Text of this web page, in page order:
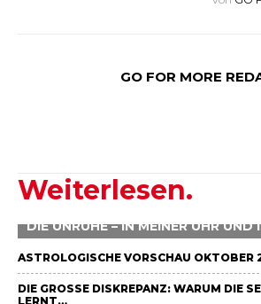
GO FOR MORE
Weiterlesen.
DIE UNRUHE – IN MEINER UHR UND
ASTROLOGISCHE VORSCHAU OKTOBER
DIE GROSSE DISKREPANZ: WARUM DIE
ERNT…